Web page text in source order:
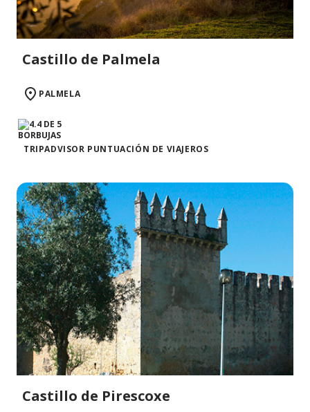
Castillo de Palmela
PALMELA
TRIPADVISOR PUNTUACIÓN DE VIAJEROS
Castillo de Pirescoxe